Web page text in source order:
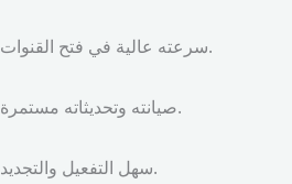
سرعته عالية في فتح القنوات.
صيانته وتحديثاته مستمرة.
سهل التفعيل والتجديد.